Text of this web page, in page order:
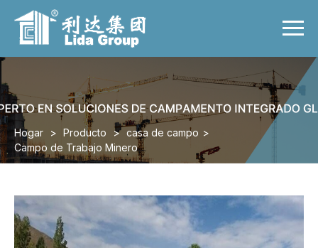
Hogar
Caso
Video
Noticias
Hogar > Producto > casa de campo >
Campo de Trabajo Minero